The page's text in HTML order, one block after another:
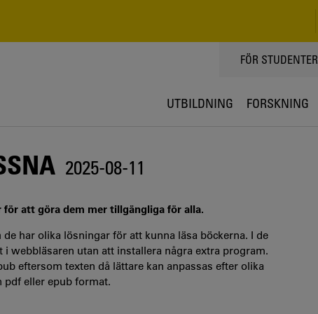
TOPPMENY
FÖR STUDENTER
UTBILDNING FORSKNING
2025-08-11
för att göra dem mer tillgängliga för alla.
har olika lösningar för att kunna läsa böckerna. I de
webbläsaren utan att installera några extra program.
eftersom texten då lättare kan anpassas efter olika
pdf eller epub format.